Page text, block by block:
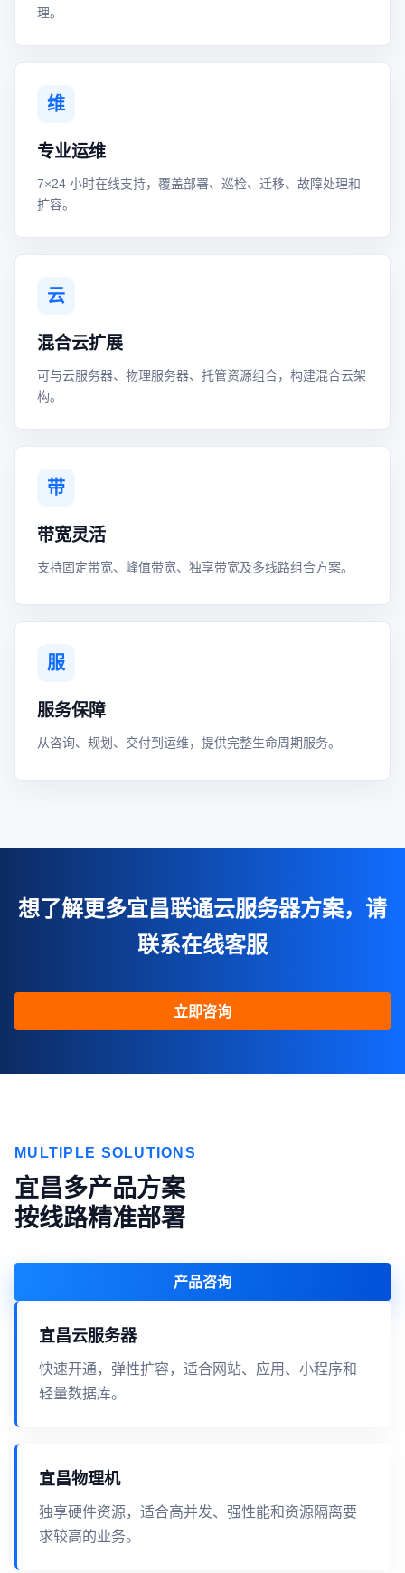
理。
维
专业运维
7×24 小时在线支持，覆盖部署、巡检、迁移、故障处理和
扩容。
云
混合云扩展
可与云服务器、物理服务器、托管资源组合，构建混合云架
构。
带
带宽灵活
支持固定带宽、峰值带宽、独享带宽及多线路组合方案。
服
服务保障
从咨询、规划、交付到运维，提供完整生命周期服务。
想了解更多宜昌联通云服务器方案，请
联系在线客服
立即咨询
MULTIPLE SOLUTIONS
宜昌多产品方案
按线路精准部署
产品咨询
宜昌云服务器
快速开通，弹性扩容，适合网站、应用、小程序和
轻量数据库。
宜昌物理机
独享硬件资源，适合高并发、强性能和资源隔离要
求较高的业务。